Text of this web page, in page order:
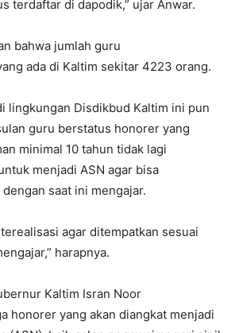
terdaftar di dapodik,” ujar Anwar.
bahwa jumlah guru
ada di Kaltim sekitar 4223 orang.
lingkungan Disdikbud Kaltim ini pun
guru berstatus honorer yang
minimal 10 tahun tidak lagi
menjadi ASN agar bisa
saat ini mengajar.
agar ditempatkan sesuai
harapnya.
Kaltim Isran Noor
honorer yang akan diangkat menjadi